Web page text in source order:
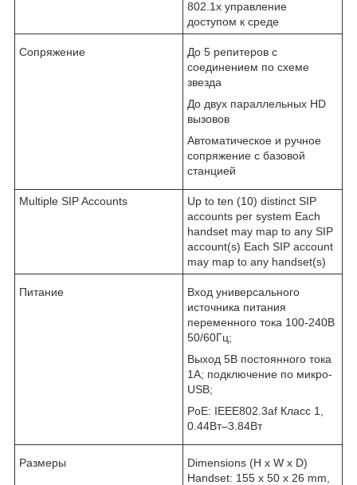
802.1x управление
доступом к среде
Сопряжение
До 5 репитеров с
соединением по схеме
звезда
До двух параллельных HD
вызовов
Автоматическое и ручное
сопряжение с базовой
станцией
Multiple SIP Accounts
Up to ten (10) distinct SIP
accounts per system Each
handset may map to any SIP
account(s) Each SIP account
may map to any handset(s)
Питание
Вход универсального
источника питания
переменного тока 100-240В
50/60Гц;
Выход 5В постоянного тока
1A; подключение по микро-
USB;
PoE: IEEE802.3af Класс 1,
0.44Вт–3.84Вт
Размеры
Dimensions (H x W x D)
Handset: 155 x 50 x 26 mm,